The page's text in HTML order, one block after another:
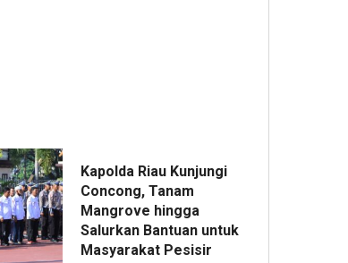
Kapolda Riau Kunjungi
Concong, Tanam
Mangrove hingga
Salurkan Bantuan untuk
Masyarakat Pesisir